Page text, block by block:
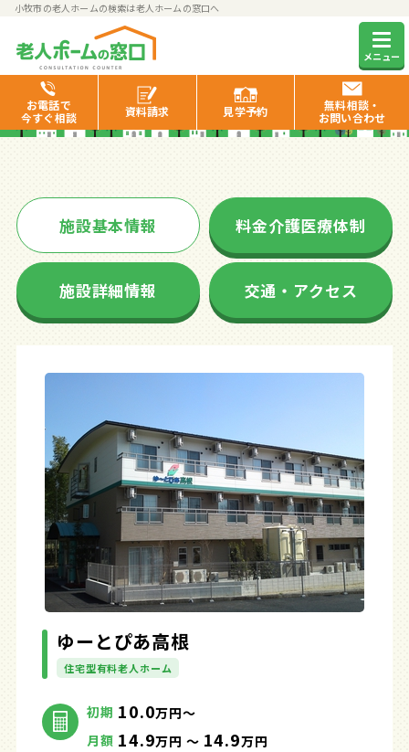
小牧市の老人ホームの検索は老人ホームの窓口へ
メニュー
お電話で
今すぐ相談
資料請求 見学予約
無料相談・
お問い合わせ
ゆーとぴあ高根
施設基本情報 料金介護医療体制
施設詳細情報 交通・アクセス
ゆーとぴあ高根
住宅型有料老人ホーム
初期 10.0万円～
月額 14.9万円 ～ 14.9万円